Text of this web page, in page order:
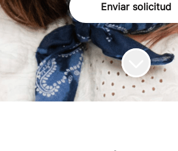
Enviar solicitud